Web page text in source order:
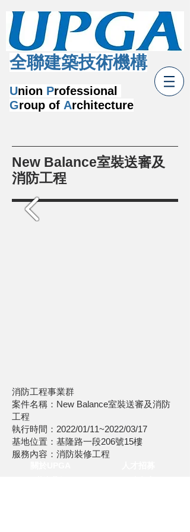
Union Professional
Group of Architecture
​全聯建築技術機構
New Balance室裝送審及
消防工程
消防工程事業群
案件名稱：New Balance室裝送審及消防
工程
執行時間：2022/01/11~2022/03/17
基地位置：基隆路一段206號15樓
服務內容：消防裝修工程